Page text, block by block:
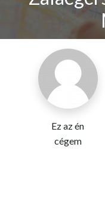
Ez az én
cégem